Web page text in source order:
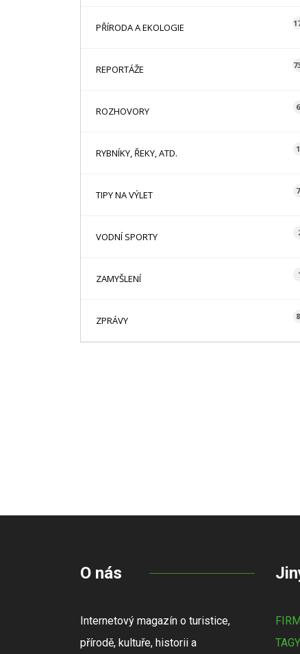
PŘÍRODA A EKOLOGIE
REPORTÁŽE
ROZHOVORY
RYBNÍKY, ŘEKY, ATD.
TIPY NA VÝLET
VODNÍ SPORTY
ZAMYŠLENÍ
ZPRÁVY
O nás
Internetový magazín o turistice,
přírodě, kultuře, historii a
TAGY